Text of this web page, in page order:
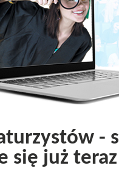
-
się już teraz